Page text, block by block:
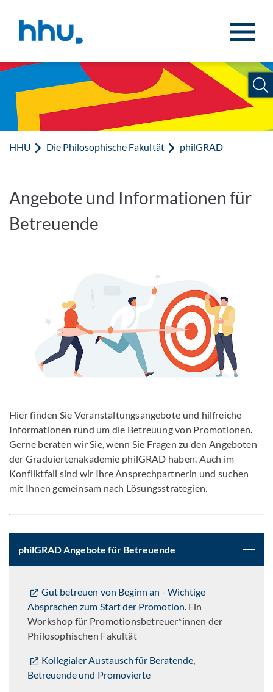
HHU Die Philosophische Fakultät philGRAD
Angebote und Informationen für
Betreuende
Hier finden Sie Veranstaltungsangebote und hilfreiche
Informationen rund um die Betreuung von Promotionen.
Gerne beraten wir Sie, wenn Sie Fragen zu den Angeboten
der Graduiertenakademie philGRAD haben. Auch im
Konfliktfall sind wir Ihre Ansprechpartnerin und suchen
mit Ihnen gemeinsam nach Lösungsstrategien.
philGRAD Angebote für Betreuende
Gut betreuen von Beginn an - Wichtige
Absprachen zum Start der Promotion. Ein
Workshop für Promotionsbetreuer*innen der
Philosophischen Fakultät
Kollegialer Austausch für Beratende,
Betreuende und Promovierte